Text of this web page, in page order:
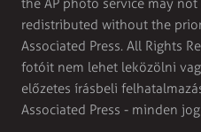
redistributed without the
Associated Press. All Rights
fotóit nem lehet leközölni
előzetes írásbeli
Associated Press - minden